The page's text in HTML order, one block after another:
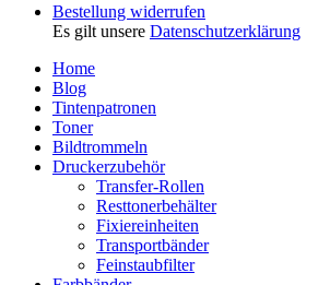
Bestellung widerrufen
Es gilt unsere Datenschutzerklärung
Home
Blog
Tintenpatronen
Toner
Bildtrommeln
Druckerzubehör
Transfer-Rollen
Resttonerbehälter
Fixiereinheiten
Transportbänder
Feinstaubfilter